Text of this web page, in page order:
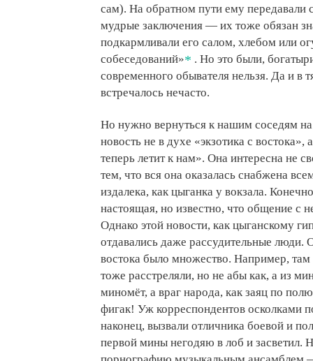
сам). На обратном пути ему передавали
мудрые заключения — их тоже обязан
подкармливали его салом, хлебом или
собеседований» . Но это были,
современного обывателя нельзя. Да и
встречалось нечасто.
Но нужно вернуться к нашим соседям
новость не в духе «экзотика с
теперь летит к нам». Она интересна не
тем, что вся она оказалась снабжена
издалека, как цыганка у вокзала.
настоящая, но известно, что общение с
Однако этой новости, как цыганскому
отдавались даже рассудительные люди.
востока было множество. Например,
тоже расстреляли, но не абы как, а из
миномёт, а враг народа, как заяц по
фигак! Уж корреспондентов осколками
наконец, вызвали отличника боевой и
первой мины негодяю в лоб и засветил.